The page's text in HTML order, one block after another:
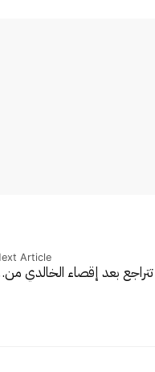
Article
بعد إقصاء الخالدي